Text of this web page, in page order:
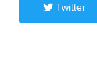
Twitter